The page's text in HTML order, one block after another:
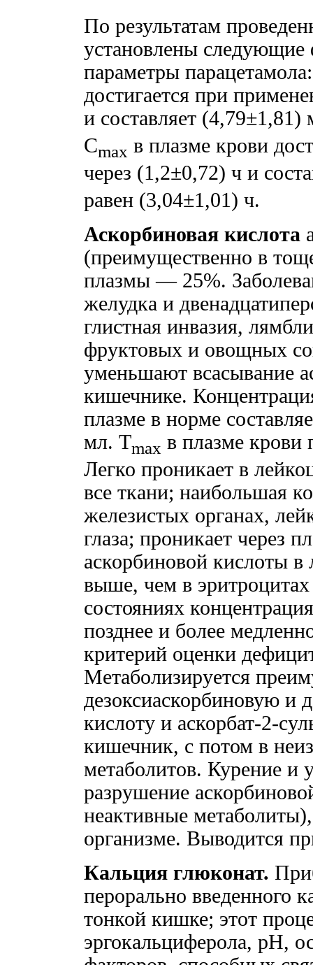
По результатам
установлены следующие
параметры
достигается при
и составляет (4,79±1,81)
Cmax в плазме крови
через (1,2±0,72) ч и
равен (3,04±1,01) ч.
Аскорбиновая кислота
(преимущественно в
плазмы — 25%.
желудка и
глистная инвазия,
фруктовых и овощных
уменьшают всасывание
кишечнике.
плазме в норме
мл. Tmax в плазме
Легко проникает в
все ткани; наибольшая
железистых органах,
глаза; проникает через
аскорбиновой кислоты в
выше, чем в
состояниях
позднее и более
критерий оценки
Метаболизируется
дезоксиаскорбиновую и
кислоту и аскорбат-2-
кишечник, с потом в
метаболитов. Курение и
разрушение
неактивные
организме. Выводится
Кальция глюконат.
перорально введенного
тонкой кишке; этот
эргокальциферола, рН,